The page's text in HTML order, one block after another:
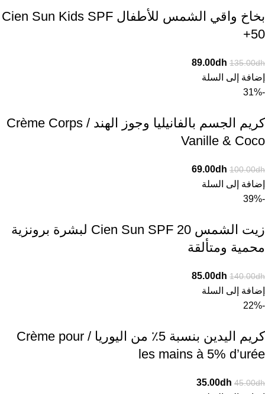
بخاخ واقي الشمس للأطفال Cien Sun Kids SPF
50+
135.00dh
89.00dh
إضافة إلى السلة
-31%
كريم الجسم بالفانيليا وجوز الهند / Crème Corps
Vanille & Coco
100.00dh
69.00dh
إضافة إلى السلة
-39%
زيت الشمس Cien Sun SPF 20 لبشرة برونزية
محمية ومتألقة
140.00dh
85.00dh
إضافة إلى السلة
-22%
كريم اليدين بنسبة 5٪ من اليوريا / Crème pour
les mains à 5% d’urée
45.00dh
35.00dh